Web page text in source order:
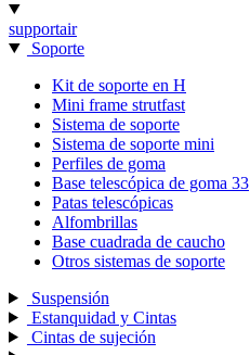
supportair
Soporte
Kit de soporte en H
Mini frame strutfast
Sistema de soporte
Sistema de soporte mini
Perfiles de goma
Base telescópica de goma 33
Patas telescópicas
Alfombrillas
Base cuadrada de caucho
Otros sistemas de soporte
Suspensión
Estanquidad y Cintas
Cintas de sujeción